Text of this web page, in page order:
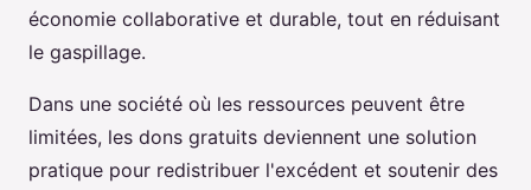
économie collaborative et durable, tout en réduisant
le gaspillage.
Dans une société où les ressources peuvent être
limitées, les dons gratuits deviennent une solution
pratique pour redistribuer l'excédent et soutenir des